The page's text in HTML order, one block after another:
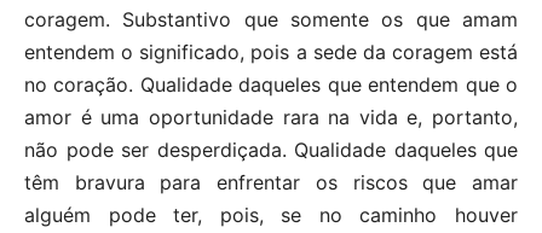
coragem. Substantivo que somente os que amam
entendem o significado, pois a sede da coragem está
no coração. Qualidade daqueles que entendem que o
amor é uma oportunidade rara na vida e, portanto,
não pode ser desperdiçada. Qualidade daqueles que
têm bravura para enfrentar os riscos que amar
alguém pode ter, pois, se no caminho houver